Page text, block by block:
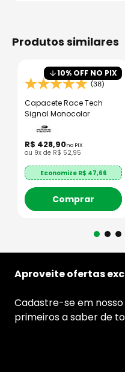
produtos similares
10% OFF NO PIX
(38)
Capacete Race Tech
Signal Monocolor
R$ 428,90no PIX
ou 9x de R$ 52,95
Economize R$ 47,66
Comprar
Aproveite ofertas
Cadastre-se em
primeiros a saber de